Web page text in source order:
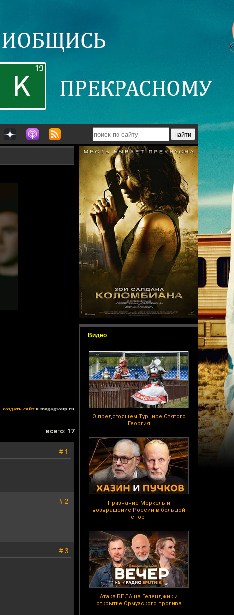
Видео
О предстоящем Турнире Святого
Георгия
Признание Меркель и
возвращение России в большой
спорт
Атака БПЛА на Геленджик и
открытие Ормузского пролива
создать сайтв megagroup.ru
всего: 17
# 1
# 2
# 3